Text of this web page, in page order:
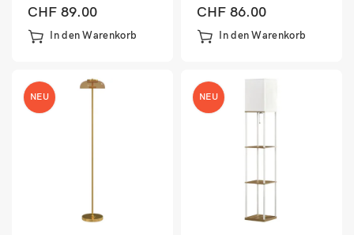
drehbar schwarz
CHF 89.00
In den Warenkorb
Fernbedienung
schwarz
CHF 86.00
In den Warenkorb
NEU NEU